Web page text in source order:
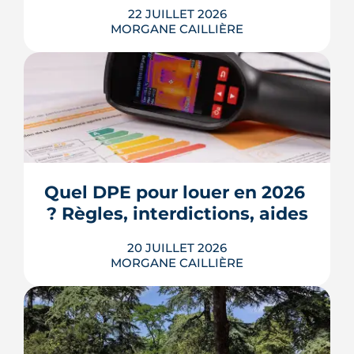
22 JUILLET 2026
MORGANE CAILLIÈRE
Écoles, base de loisirs, transports,
projets urbains et prix au m2 : le guide
3e ville de Haute-Garonne.
LIRE L'ARTICLE
Quel DPE pour louer en 2026
? Règles, interdictions, aides
20 JUILLET 2026
MORGANE CAILLIÈRE
En 2026, un logement doit être classé
au moins F au DPE pour être loué en